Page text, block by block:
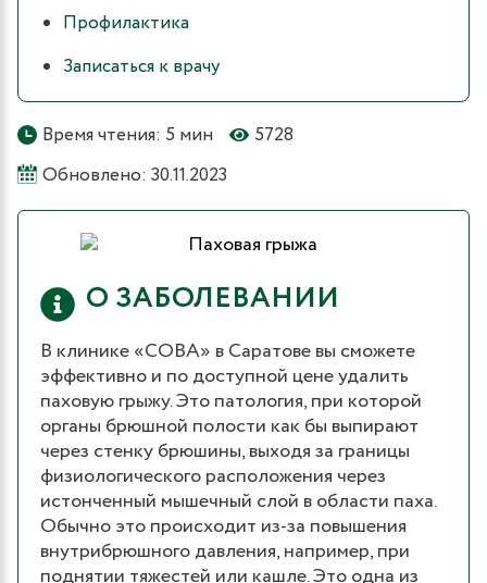
Время чтения: 5 мин
5728
Обновлено: 30.11.2023
О ЗАБОЛЕВАНИИ
В клинике «СОВА» в Саратове вы сможете
эффективно и по доступной цене удалить
паховую грыжу. Это патология, при которой
органы брюшной полости как бы выпирают
через стенку брюшины, выходя за границы
физиологического расположения через
истонченный мышечный слой в области паха.
Обычно это происходит из-за повышения
внутрибрюшного давления, например, при
поднятии тяжестей или кашле. Это одна из
Профилактика
Записаться к врачу